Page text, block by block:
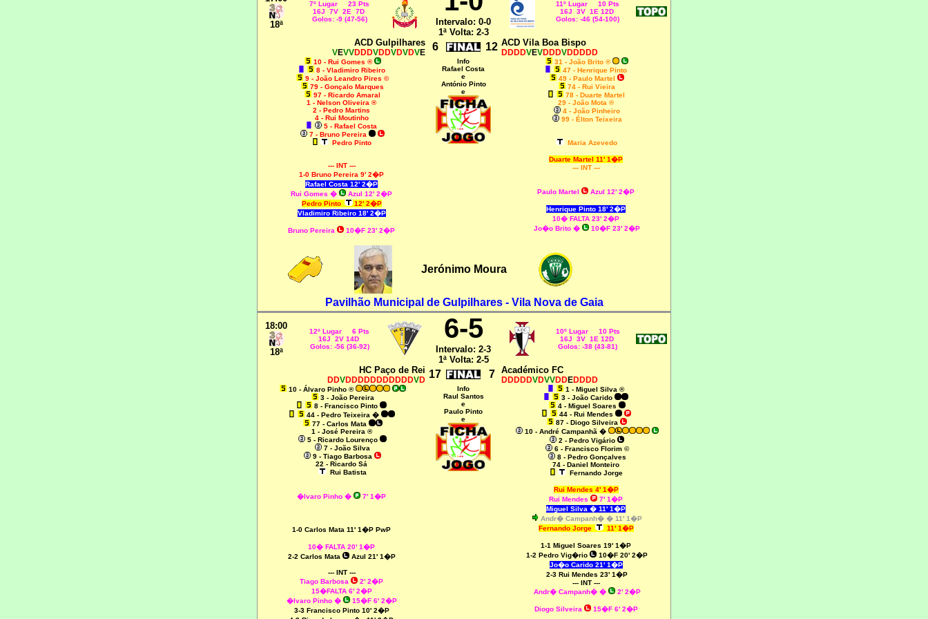
18ª
7º Lugar 23 Pts
16J 7V 2E 7D
Golos: -9 (47-56)
Intervalo: 0-0
1ª Volta: 2-3
11º Lugar 10 Pts
16J 3V 1E 12D
Golos: -46 (54-100)
ACD Gulpilhares
VEVVDDDVDDVDVDVE 6 12 ACD Vila Boa Bispo
DDDDVEVDDDVDDDDD
10 - Rui Gomes ®
8 - Vladimiro Ribeiro
9 - João Leandro Pires ©
79 - Gonçalo Marques
97 - Ricardo Amaral
1 - Nelson Oliveira ®
2 - Pedro Martins
4 - Rui Moutinho
5 - Rafael Costa
7 - Bruno Pereira
Pedro Pinto
--- INT ---
1-0 Bruno Pereira 9' 2�P
Rafael Costa 12' 2�P
Rui Gomes �
Azul 12' 2�P
Pedro Pinto
12' 2�P
Vladimiro Ribeiro 18' 2�P
Bruno Pereira 10�F 23' 2�P
Info
Rafael Costa
e
António Pinto
e
31 - João Brito ®
47 - Henrique Pinto
49 - Paulo Martel
74 - Rui Vieira
78 - Duarte Martel
29 - João Mota ®
4 - João Pinheiro
99 - Élton Teixeira
Maria Azevedo
Duarte Martel 11' 1�P
--- INT ---
Paulo Martel Azul 12' 2�P
Henrique Pinto 18' 2�P
10� FALTA 23' 2�P
Jo�o Brito � 10�F 23' 2�P
Jerónimo Moura
Pavilhão Municipal de Gulpilhares - Vila Nova de Gaia
18:00
18ª
12º Lugar 6 Pts
16J 2V 14D
Golos: -56 (36-92)
6-5
Intervalo: 2-3
1ª Volta: 2-5
10º Lugar 10 Pts
16J 3V 1E 12D
Golos: -38 (43-81)
HC Paço de Rei
DDVDDDDDDDDDDDVD 17 7 Académico FC
DDDDDVDVVDDEDDDD
10 - Álvaro Pinho ®
3 - João Pereira
8 - Francisco Pinto
44 - Pedro Teixeira �
77 - Carlos Mata
1 - José Pereira ®
5 - Ricardo Lourenço
7 - João Silva
9 - Tiago Barbosa
22 - Ricardo Sá
Rui Batista
�lvaro Pinho � 7' 1�P
1-0 Carlos Mata 11' 1�P PwP
10� FALTA 20' 1�P
2-2 Carlos Mata
Azul 21' 1�P
--- INT ---
Tiago Barbosa
2' 2�P
15�FALTA 6' 2�P
�lvaro Pinho �
15�F 6' 2�P
3-3 Francisco Pinto 10' 2�P
Info
Raul Santos
e
Paulo Pinto
e
1 - Miguel Silva ®
3 - João Carido
4 - Miguel Soares
44 - Rui Mendes
87 - Diogo Silveira
10 - André Campanhã �
2 - Pedro Vigário
6 - Francisco Florim ©
8 - Pedro Gonçalves
74 - Daniel Monteiro
Fernando Jorge
Rui Mendes 4' 1�P
Rui Mendes
7' 1�P
Miguel Silva � 11' 1�P
Andr� Campanh� � 11' 1�P
Fernando Jorge
11' 1�P
1-1 Miguel Soares 19' 1�P
1-2 Pedro Vig�rio
10�F 20' 2�P
Jo�o Carido 21' 1�P
2-3 Rui Mendes 23' 1�P
--- INT ---
Andr� Campanh� � 2' 2�P
Diogo Silveira 15�F 6' 2�P